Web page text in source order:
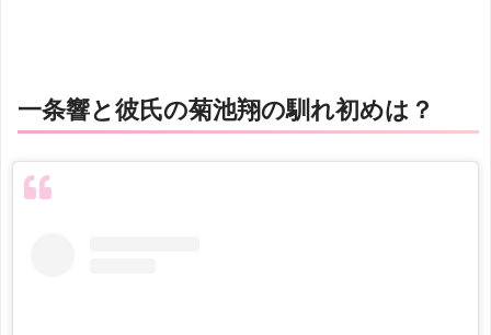
一条響と彼氏の菊池翔の馴れ初めは？